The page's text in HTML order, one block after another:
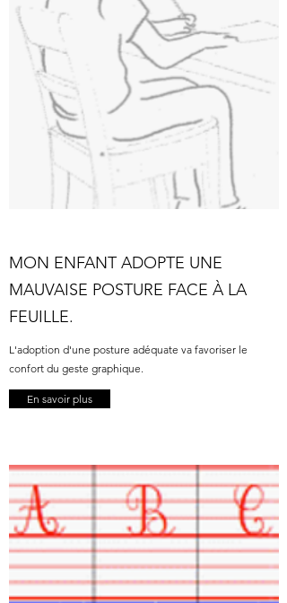
MON ENFANT ADOPTE UNE
MAUVAISE POSTURE FACE À LA
FEUILLE.
L'adoption d'une posture adéquate va favoriser le
confort du geste graphique.
En savoir plus